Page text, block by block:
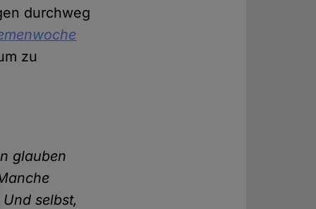
durchweg
zu
glauben
selbst,